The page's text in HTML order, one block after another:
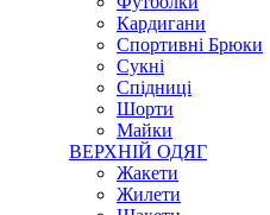
Кардигани
Спортивні Брюки
Сукні
Спідниці
Шорти
Майки
ВЕРХНІЙ ОДЯГ
Жакети
Жилети